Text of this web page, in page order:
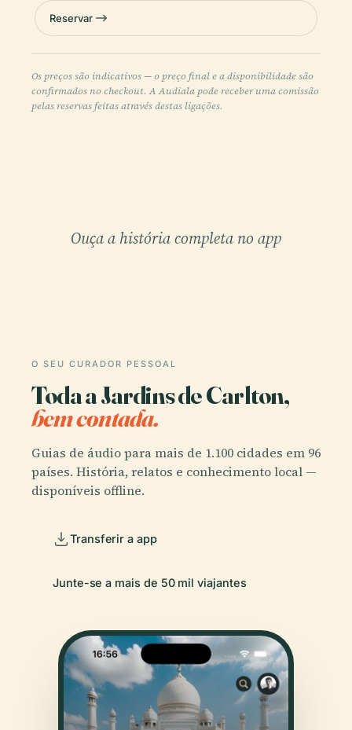
Reservar
Os preços são indicativos — o preço final e a disponibilidade são
confirmados no checkout. A Audiala pode receber uma comissão
pelas reservas feitas através destas ligações.
Ouça a história completa no app
O SEU CURADOR PESSOAL
Toda a Jardins de Carlton,
bem contada.
Guias de áudio para mais de 1.100 cidades em 96
países. História, relatos e conhecimento local —
disponíveis offline.
Transferir a app
Junte-se a mais de 50 mil viajantes